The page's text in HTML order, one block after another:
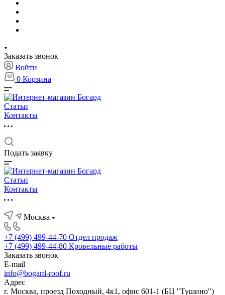
Заказать звонок
Войти
0 Корзина
Статьи
Контакты
Подать заявку
Статьи
Контакты
Москва
+7 (499) 499-44-70 Отдел продаж
+7 (499) 499-44-80 Кровельные работы
Заказать звонок
E-mail
info@bogard-roof.ru
Адрес
г. Москва, проезд Походный, 4к1, офис 601-1 (БЦ "Тушино")